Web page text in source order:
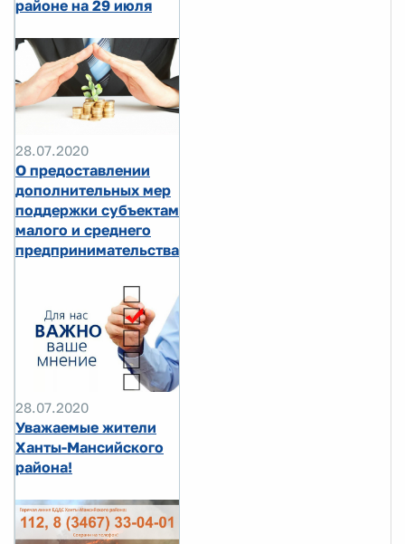
районе на 29 июля
28.07.2020
О предоставлении
дополнительных мер
поддержки субъектам
малого и среднего
предпринимательства
28.07.2020
Уважаемые жители
Ханты-Мансийского
района!